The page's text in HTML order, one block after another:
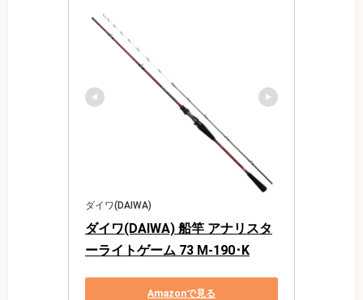
ダイワ(DAIWA)
ダイワ(DAIWA) 船竿 アナリスタ
ーライトゲーム 73 M-190･K
Amazonで見る